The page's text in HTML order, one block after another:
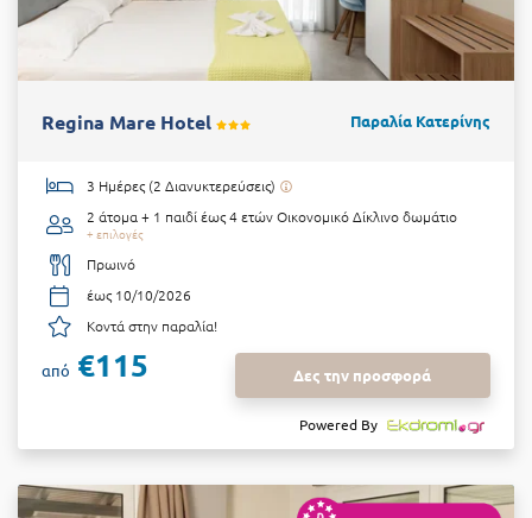
Regina Mare Hotel Παραλία Κατερίνης
3 Ημέρες (2 Διανυκτερεύσεις)
2 άτομα + 1 παιδί έως 4 ετώνΟικονομικό Δίκλινο δωμάτιο
+ επιλογές
Πρωινό
έως 10/10/2026
Κοντά στην παραλία!
από €115 Δες την προσφορά
Powered By